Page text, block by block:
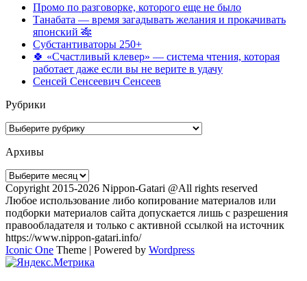
Промо по разговорке, которого еще не было
Танабата — время загадывать желания и прокачивать
японский 🎋
Субстантиваторы 250+
🍀 «Счастливый клевер» — система чтения, которая
работает даже если вы не верите в удачу
Сенсей Сенсеевич Сенсеев
Рубрики
Рубрики
Архивы
Архивы
Copyright 2015-2026 Nippon-Gatari @All rights reserved
Любое использование либо копирование материалов или
подборки материалов сайта допускается лишь с разрешения
правообладателя и только с активной ссылкой на источник
https://www.nippon-gatari.info/
Iconic One Theme | Powered by Wordpress